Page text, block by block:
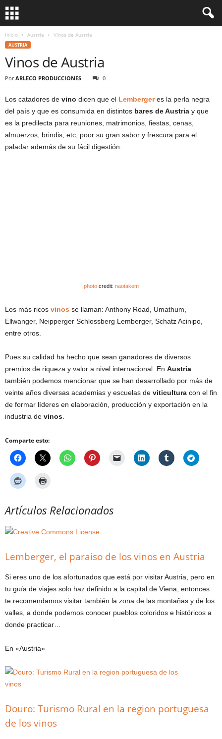
Inicio Austria Vinos de Austria
AUSTRIA
Vinos de Austria
Por ARLECO PRODUCCIONES 0
Los catadores de vino dicen que el Lembergeres la perla negra
del país y que es consumida en distintos bares de Austria y que
es la predilecta para reuniones, matrimonios, fiestas, cenas,
almuerzos, brindis, etc, poor su gran sabor y frescura para el
paladar además de su fácil digestión.
photocredit: naotakem
Los más ricos vinos se llaman: Anthony Road, Umathum,
Ellwanger, Neipperger Schlossberg Lemberger, Schatz Acinipo,
entre otros.
Pues su calidad ha hecho que sean ganadores de diversos
premios de riqueza y valor a nivel internacional. En Austria
también podemos mencionar que se han desarrollado por más de
veinte años diversas academias y escuelas de viticultura con el fin
de formar líderes en elaboración, producción y exportación en la
industria de vinos
Comparte esto:
Artículos Relacionados
Lemberger, el paraiso de los vinos en Austria
Si eres uno de los afortunados que está por visitar Austria, pero en
tu guía de viajes solo haz definido a la capital de Viena, entonces
te recomendamos visitar también la zona de las montañas y de los
valles, a donde podemos conocer pueblos coloridos e históricos a
donde practicar…
En «Austria»
Douro: Turismo Rural en la region portuguesa
de los vinos